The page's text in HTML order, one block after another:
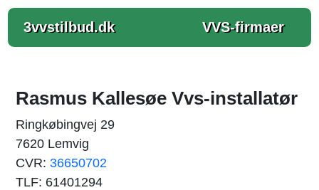
3vvstilbud.dk VVS-firmaer
Rasmus Kallesøe Vvs-installatør
Ringkøbingvej 29
7620 Lemvig
CVR: 36650702
TLF: 61401294